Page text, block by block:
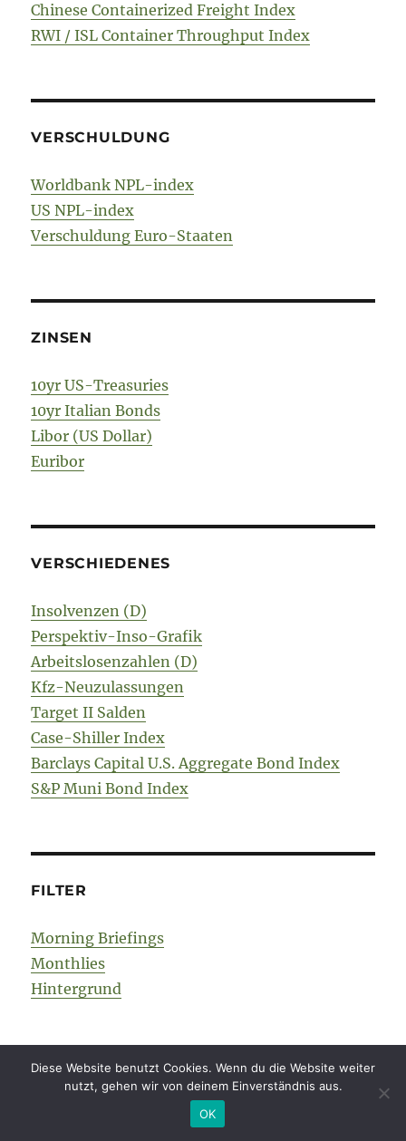
Chinese Containerized Freight Index
RWI / ISL Container Throughput Index
VERSCHULDUNG
Worldbank NPL-index
US NPL-index
Verschuldung Euro-Staaten
ZINSEN
10yr US-Treasuries
10yr Italian Bonds
Libor (US Dollar)
Euribor
VERSCHIEDENES
Insolvenzen (D)
Perspektiv-Inso-Grafik
Arbeitslosenzahlen (D)
Kfz-Neuzulassungen
Target II Salden
Case-Shiller Index
Barclays Capital U.S. Aggregate Bond Index
S&P Muni Bond Index
FILTER
Morning Briefings
Monthlies
Hintergrund
Mission
Diese Website benutzt Cookies. Wenn du die Website weiter
nutzt, gehen wir von deinem Einverständnis aus.
OK